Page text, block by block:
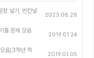
넣기, 빈칸넣
2023.08.28
문제 모음
2019.01.24
음(3학년 학
2019.01.05